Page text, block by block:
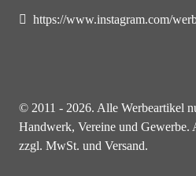
https://www.instagram.com/
© 2011 - 2026. Alle Werbeartikel
Handwerk, Vereine und Gewerbe.
zzgl. MwSt. und Versand.